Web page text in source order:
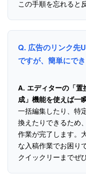
この手順を忘れると
Q. 広告のリンク先
ですが、簡単にで
A. エディターの「
成」機能を使えば一
一括編集したり、特
換えたりできるため
作業が完了します。
な入稿作業でお困り
クイックリーまでぜ